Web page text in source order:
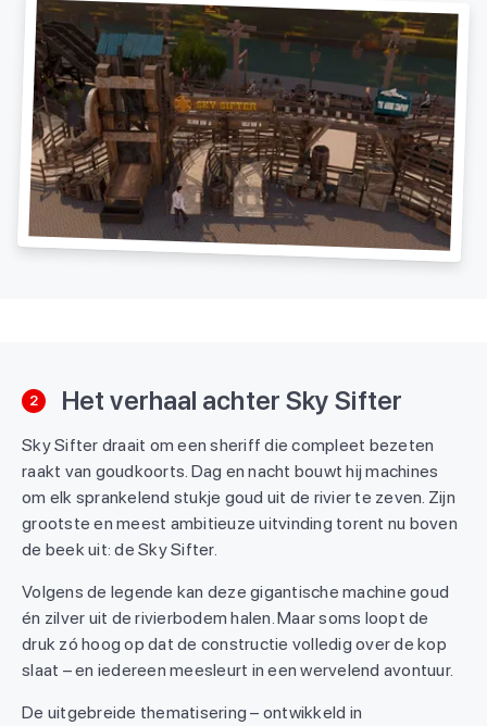
2 Het verhaal achter Sky Sifter
Sky Sifter draait om een sheriff die compleet bezeten
raakt van goudkoorts. Dag en nacht bouwt hij machines
om elk sprankelend stukje goud uit de rivier te zeven. Zijn
grootste en meest ambitieuze uitvinding torent nu boven
de beek uit: de Sky Sifter.
Volgens de legende kan deze gigantische machine goud
én zilver uit de rivierbodem halen. Maar soms loopt de
druk zó hoog op dat de constructie volledig over de kop
slaat – en iedereen meesleurt in een wervelend avontuur.
De uitgebreide thematisering – ontwikkeld in